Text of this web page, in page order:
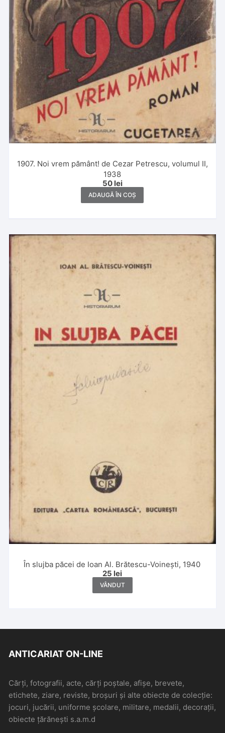
1907. Noi vrem pământ! de Cezar Petrescu, volumul II,
1938
50 lei
ADAUGĂ ÎN COȘ
În slujba păcei de Ioan Al. Brătescu-Voinești, 1940
25 lei
VÂNDUT
ANTICARIAT ON-LINE
Cărți, fotografii, acte, cărți poștale, afișe, brevete,
etichete, ziare, reviste, broșuri și alte obiecte de colecție:
jocuri, jucării, uniforme școlare, militare, medalii, decorații,
obiecte țărănești s.a.m.d